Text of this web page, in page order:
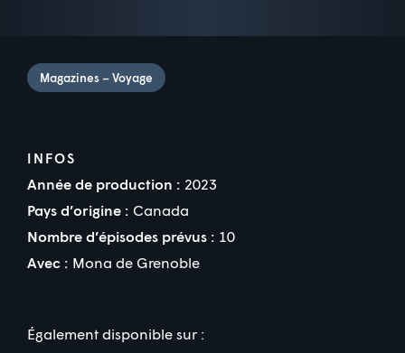
Magazines – Voyage
INFOS
Année de production : 2023
Pays d’origine : Canada
Nombre d’épisodes prévus : 10
Avec : Mona de Grenoble
Également disponible sur :